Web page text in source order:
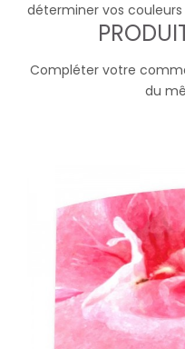
déterminer vos
Compléter votre
du